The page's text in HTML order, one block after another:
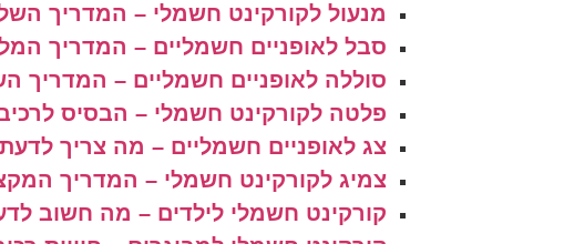
מנעול לקורקינט חשמלי – המדריך
סבל לאופניים חשמליים – המדריך
סוללה לאופניים חשמליים – המדריך
פלטה לקורקינט חשמלי – הבסיס
צג לאופניים חשמליים – מה צריך
צמיג לקורקינט חשמלי – המדריך
קורקינט חשמלי לילדים – מה חשוב